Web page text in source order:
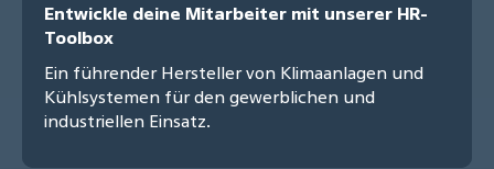
Entwickle deine Mitarbeiter mit unserer HR-
Toolbox
Ein führender Hersteller von Klimaanlagen und
Kühlsystemen für den gewerblichen und
industriellen Einsatz.